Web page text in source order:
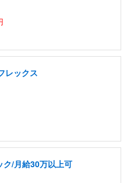
レックス
ク/月給30万以上可